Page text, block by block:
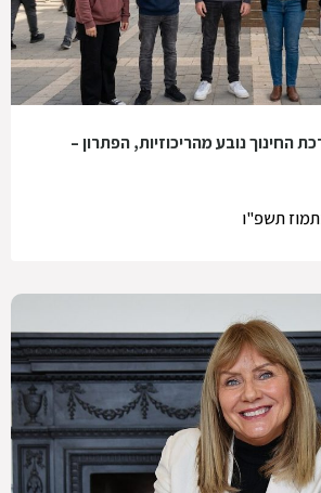
החינוך נובע מהריכוזיות, הפתרון –
תשפ"ו